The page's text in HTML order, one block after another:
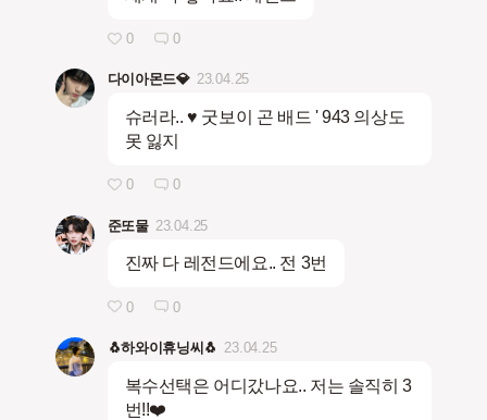
0 0
다이아몬드💎 23.04.25
슈러라.. ♥ 굿보이 곤 배드 ' 943 의상도
못 잃지
0 0
준또물 23.04.25
진짜 다 레전드에요.. 전 3번
0 0
🐧하와이휴닝씨🐧 23.04.25
복수선택은 어디갔나요.. 저는 솔직히 3
번!!❤️